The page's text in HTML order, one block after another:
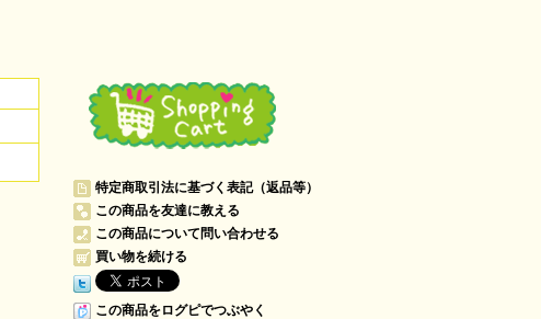
特定商取引法に基づく表記（返品等）
この商品を友達に教える
この商品について問い合わせる
買い物を続ける
この商品をログピでつぶやく